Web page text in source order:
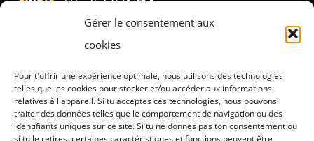
Gérer le consentement aux
cookies
Pour t'offrir une expérience optimale, nous utilisons des technologies
telles que les cookies pour stocker et/ou accéder aux informations
relatives à l'appareil. Si tu acceptes ces technologies, nous pouvons
traiter des données telles que le comportement de navigation ou des
identifiants uniques sur ce site. Si tu ne donnes pas ton consentement ou
si tu le retires, certaines caractéristiques et fonctions peuvent être
Adresse
RESEAU PSY – PSYCHESCH HËLLEF
DOBAUSSEN a.s.b.l.